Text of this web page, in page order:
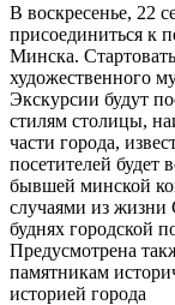
В воскресенье, 22
присоединиться к
Минска.
художественного
Экскурсии будут
стилям столицы,
части города,
посетителей будет
бывшей минской
случаями из жизни
буднях городской
Предусмотрена
памятникам
историей города